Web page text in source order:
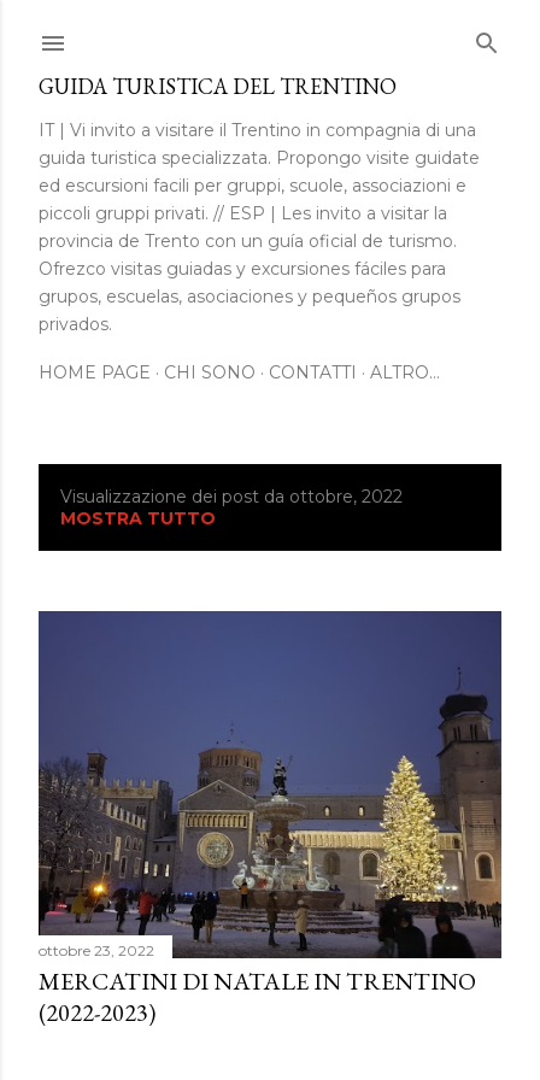
GUIDA TURISTICA DEL TRENTINO
IT | Vi invito a visitare il Trentino in compagnia di una
guida turistica specializzata. Propongo visite guidate
ed escursioni facili per gruppi, scuole, associazioni e
piccoli gruppi privati. // ESP | Les invito a visitar la
provincia de Trento con un guía oficial de turismo.
Ofrezco visitas guiadas y excursiones fáciles para
grupos, escuelas, asociaciones y pequeños grupos
privados.
HOME PAGE CHI SONO CONTATTI ALTRO…
o
s
Visualizzazione dei post da ottobre, 2022
MOSTRA TUTTO
ottobre 23, 2022
MERCATINI DI NATALE IN TRENTINO
(2022-2023)